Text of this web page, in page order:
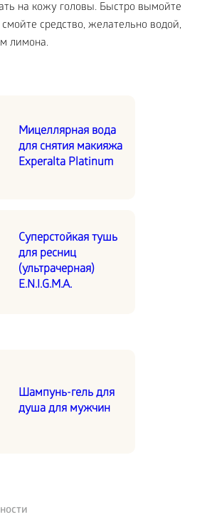
на кожу головы. Быстро вымойте
средство, желательно водой,
лимона.
Мицеллярная вода
для снятия макияжа
Experalta Platinum
Суперстойкая тушь
для ресниц
(ультрачерная)
E.N.I.G.M.A.
Шампунь-гель для
душа для мужчин